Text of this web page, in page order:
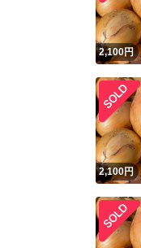
2,100円
2,100円